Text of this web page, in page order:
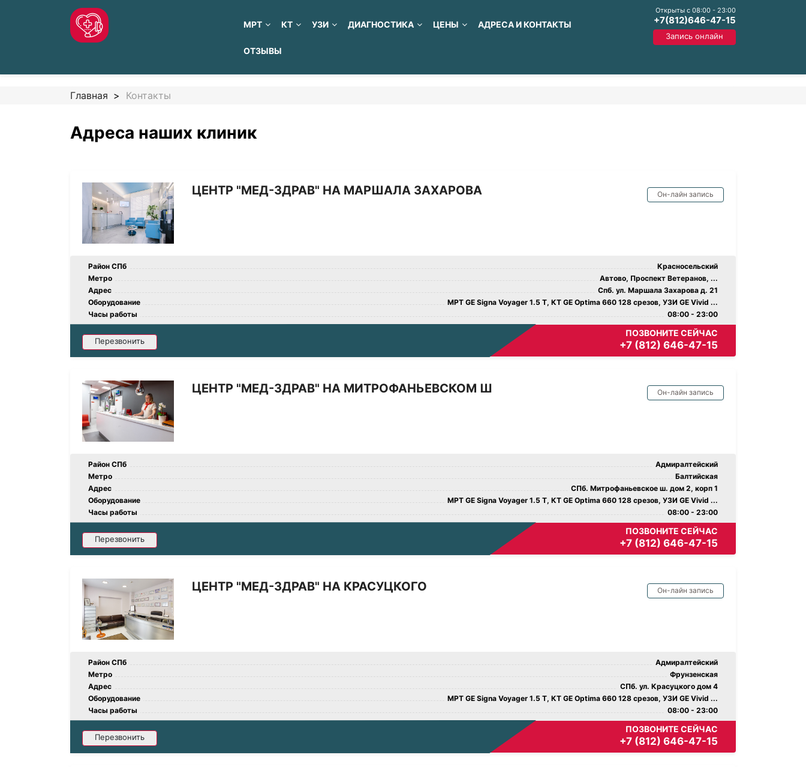
МРТ КТ УЗИ ДИАГНОСТИКА ЦЕНЫ АДРЕСА И КОНТАКТЫ
ОТЗЫВЫ
Открыты с 08:00 - 23:00
+7(812)646-47-15
Запись онлайн
Главная Контакты
Адреса наших клиник
ЦЕНТР "МЕД-ЗДРАВ" НА МАРШАЛА ЗАХАРОВА Он-лайн запись
Район СПб
Красносельский
Метро
Автово, Проспект Ветеранов, ...
Адрес
Спб. ул. Маршала Захарова д. 21
Оборудование
МРТ GE Signa Voyager 1.5 Т, КТ GE Optima 660 128 срезов, УЗИ GE Vivid ...
Часы работы
08:00 - 23:00
Перезвонить
ПОЗВОНИТЕ СЕЙЧАС
+7 (812) 646-47-15
ЦЕНТР "МЕД-ЗДРАВ" НА МИТРОФАНЬЕВСКОМ Ш Он-лайн запись
Район СПб
Адмиралтейский
Метро
Балтийская
Адрес
СПб. Митрофаньевское ш. дом 2, корп 1
Оборудование
МРТ GE Signa Voyager 1.5 Т, КТ GE Optima 660 128 срезов, УЗИ GE Vivid ...
Часы работы
08:00 - 23:00
Перезвонить
ПОЗВОНИТЕ СЕЙЧАС
+7 (812) 646-47-15
ЦЕНТР "МЕД-ЗДРАВ" НА КРАСУЦКОГО Он-лайн запись
Район СПб
Адмиралтейский
Метро
Фрунзенская
Адрес
СПб. ул. Красуцкого дом 4
Оборудование
МРТ GE Signa Voyager 1.5 Т, КТ GE Optima 660 128 срезов, УЗИ GE Vivid ...
Часы работы
08:00 - 23:00
Перезвонить
ПОЗВОНИТЕ СЕЙЧАС
+7 (812) 646-47-15